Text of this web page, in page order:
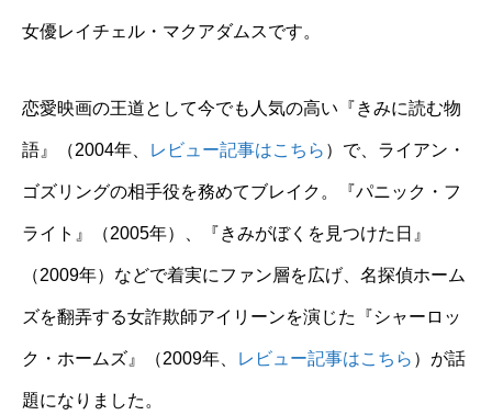
女優レイチェル・マクアダムスです。
恋愛映画の王道として今でも人気の高い『きみに読む物
語』（2004年、 レビュー記事はこちら ）で、ライアン・
ゴズリングの相手役を務めてブレイク。『パニック・フ
ライト』（2005年）、『きみがぼくを見つけた日』
（2009年）などで着実にファン層を広げ、名探偵ホーム
ズを翻弄する女詐欺師アイリーンを演じた『シャーロッ
ク・ホームズ』（2009年、 レビュー記事はこちら ）が話
題になりました。